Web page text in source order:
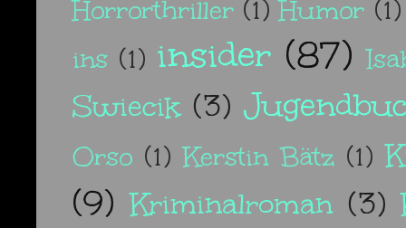
Horrorthriller (1) Humor (1)
ins (1) insider (87)
Swiecik (3)
Orso (1) Kerstin Bätz (1)
(9) Kriminalroman (3)